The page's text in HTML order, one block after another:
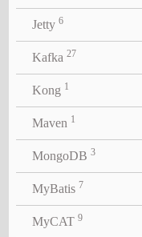
Jetty 6
Kafka 27
Kong 1
Maven 1
MongoDB 3
MyBatis 7
MyCAT 9